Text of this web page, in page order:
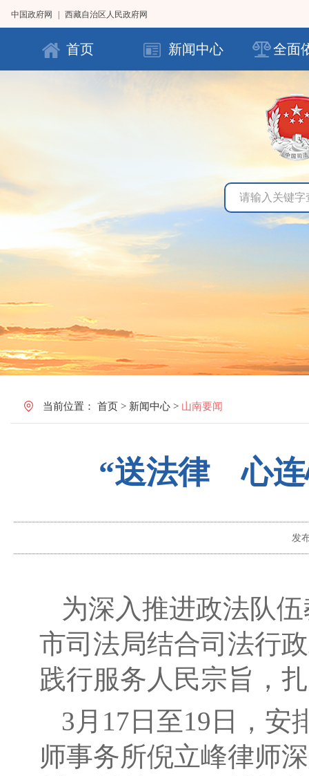
中国政府网 西藏自治区人民政府网
首页 新闻中心 全面
当前位置： 首页 > 新闻中心 > 山南要闻
“送法律 心连
发
为深入推进政法队
市司法局结合司法行
践行服务人民宗旨，
3月17日至19日，安
师事务所倪立峰律师